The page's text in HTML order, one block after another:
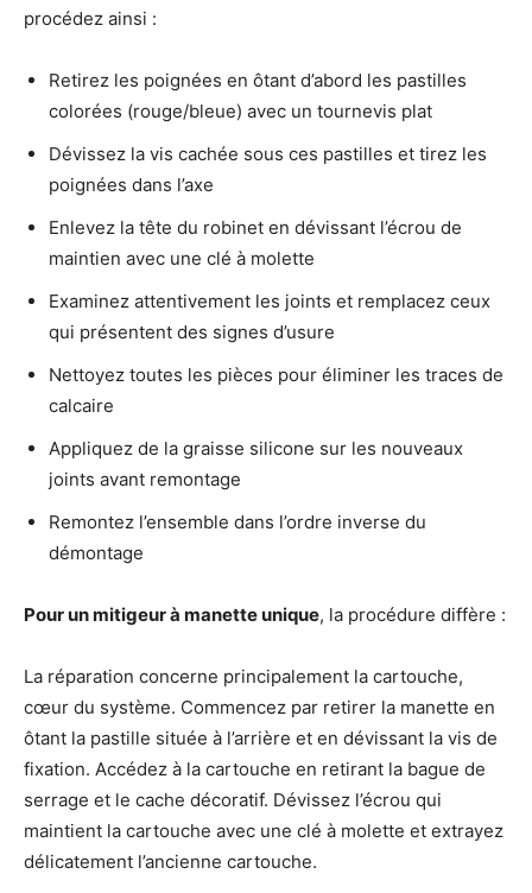
procédez ainsi :
Retirez les poignées en ôtant d’abord les pastilles
colorées (rouge/bleue) avec un tournevis plat
Dévissez la vis cachée sous ces pastilles et tirez les
poignées dans l’axe
Enlevez la tête du robinet en dévissant l’écrou de
maintien avec une clé à molette
Examinez attentivement les joints et remplacez ceux
qui présentent des signes d’usure
Nettoyez toutes les pièces pour éliminer les traces de
calcaire
Appliquez de la graisse silicone sur les nouveaux
joints avant remontage
Remontez l’ensemble dans l’ordre inverse du
démontage
Pour un mitigeur à manette unique, la procédure diffère :
La réparation concerne principalement la cartouche,
cœur du système. Commencez par retirer la manette en
ôtant la pastille située à l’arrière et en dévissant la vis de
fixation. Accédez à la cartouche en retirant la bague de
serrage et le cache décoratif. Dévissez l’écrou qui
maintient la cartouche avec une clé à molette et extrayez
délicatement l’ancienne cartouche.